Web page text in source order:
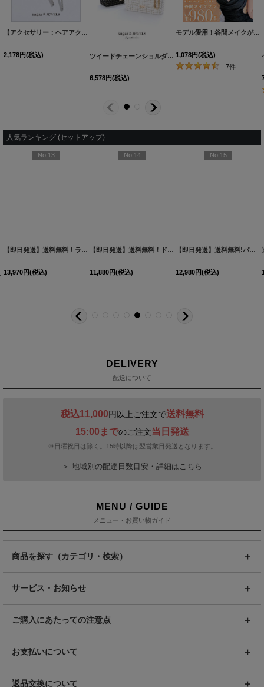
【アクセサリー：ヘアアクセ】ビジューシルバーヘアピン【1カラー】[OF02] [MG-
2,178円(税込) ツイードチェーンショルダーバッグ【Fサイズ/2カラー】[OF03] 【IM】
6,578円(税込)
モデル愛用！谷間メイクが実現する激盛りぷるぷる肉厚シリコンブラ[OF08-U]
1,078円(税込)
7件
人気ランキング (セットアップ)
260727-1]
[3551SBdzquAG-260706-1] [5045YNdzw-260115-1
【YN】dzcvBF
No.13 No.14 No.15
DELIVERY
配送について
税込11,000円以上ご注文で送料無料
15:00までのご注文当日発送
※日曜祝日は除く。15時以降は翌営業日発送となります。
＞ 地域別の配達日数目安・詳細はこちら
MENU / GUIDE
メニュー・お買い物ガイド
商品を探す（カテゴリ・検索）
サービス・お知らせ
ご購入にあたっての注意点
お支払いについて
返品交換について